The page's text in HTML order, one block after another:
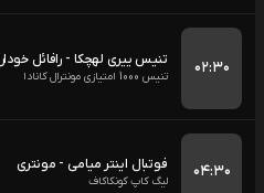
۰۲:۳۰ تنیس ییری لهچکا - رافائل خودار
تنیس 1000 امتیازی مونترال کانادا
۰۴:۳۰ فوتبال اینتر میامی - مونتری
لیگ کاپ کونکاکاف